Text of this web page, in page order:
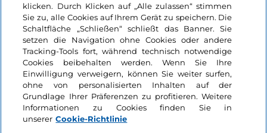
klicken. Durch Klicken auf „Alle zulassen“ stimmen
Sie zu, alle Cookies auf Ihrem Gerät zu speichern. Die
Schaltfläche „Schließen“ schließt das Banner. Sie
setzen die Navigation ohne Cookies oder andere
Tracking-Tools fort, während technisch notwendige
Cookies beibehalten werden. Wenn Sie Ihre
Einwilligung verweigern, können Sie weiter surfen,
ohne von personalisierten Inhalten auf der
Grundlage Ihrer Präferenzen zu profitieren. Weitere
Informationen zu Cookies finden Sie in
unserer Cookie-Richtlinie